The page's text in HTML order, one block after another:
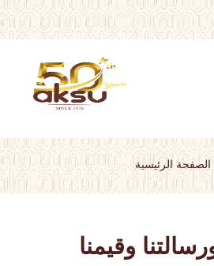
الصفحة الرئيسية
وقيمنا